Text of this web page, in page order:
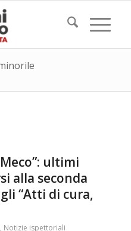
ultimi
alla seconda
“Atti di cura,
, Notizie ispettoriali